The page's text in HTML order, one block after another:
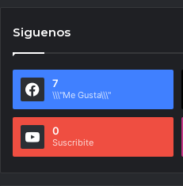
Siguenos
7
\\\"Me Gusta\\\"
0
Suscribite